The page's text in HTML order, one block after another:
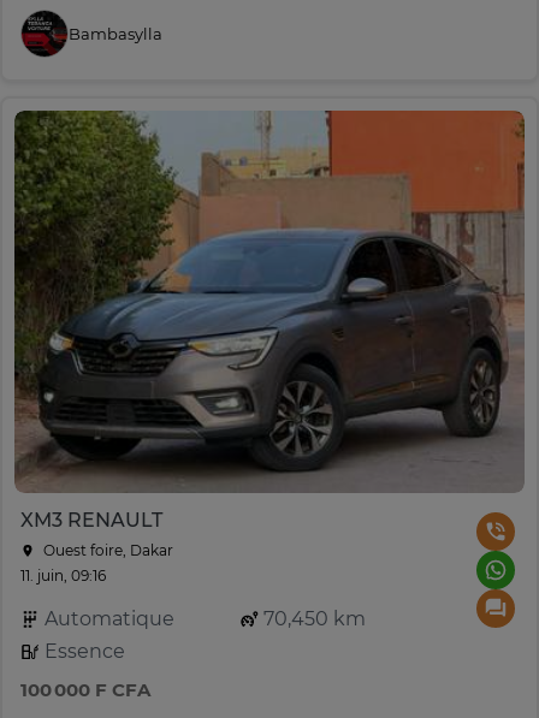
Bambasylla
XM3 RENAULT
Ouest foire, Dakar
11. juin, 09:16
Automatique
70,450 km
Essence
100 000 F CFA